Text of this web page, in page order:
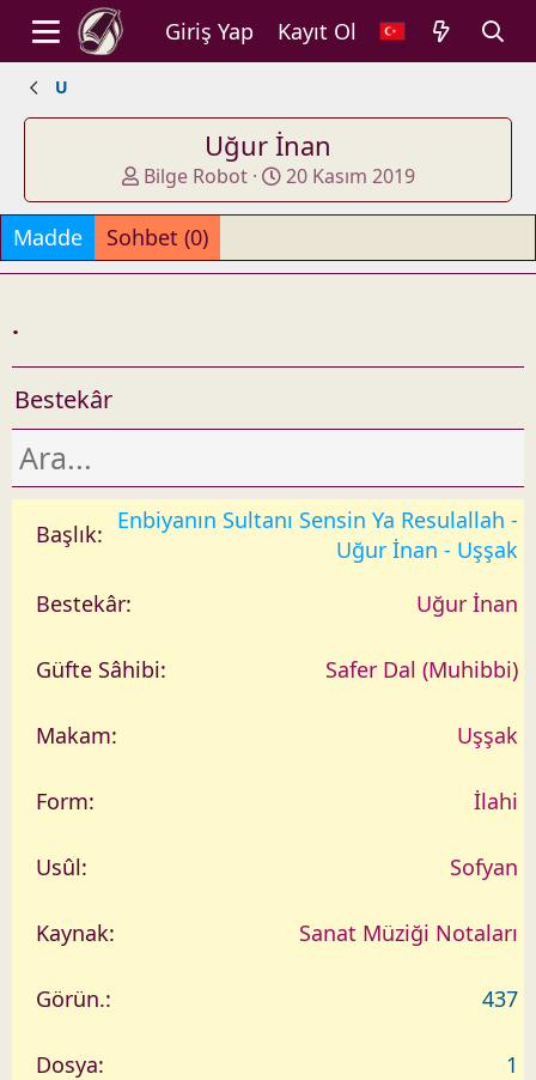
Giriş Yap Kayıt Ol
U
Uğur İnan
A
d
d
e
d
Bilge Robot
O
l
ş
t
u
u
t
20 Kasım 2019
Madde Sohbet (0)
.
Bestekâr
Enbiyanın Sultanı Sensin Ya Resulallah -
Uğur İnan - Uşşak
Uğur İnan
Safer Dal (Muhibbi)
Uşşak
İlahi
Sofyan
Sanat Müziği Notaları
437
1